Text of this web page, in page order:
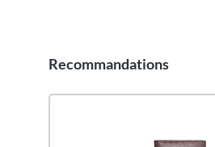
Ignorer la galerie de produits
Recommandations